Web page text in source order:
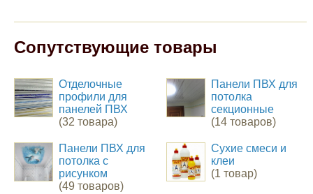
Сопутствующие товары
Отделочные
профили для
панелей ПВХ
(32 товара)
Панели ПВХ для
потолка
секционные
(14 товаров)
Панели ПВХ для
потолка с
рисунком
(49 товаров)
Сухие смеси и
клеи
(1 товар)